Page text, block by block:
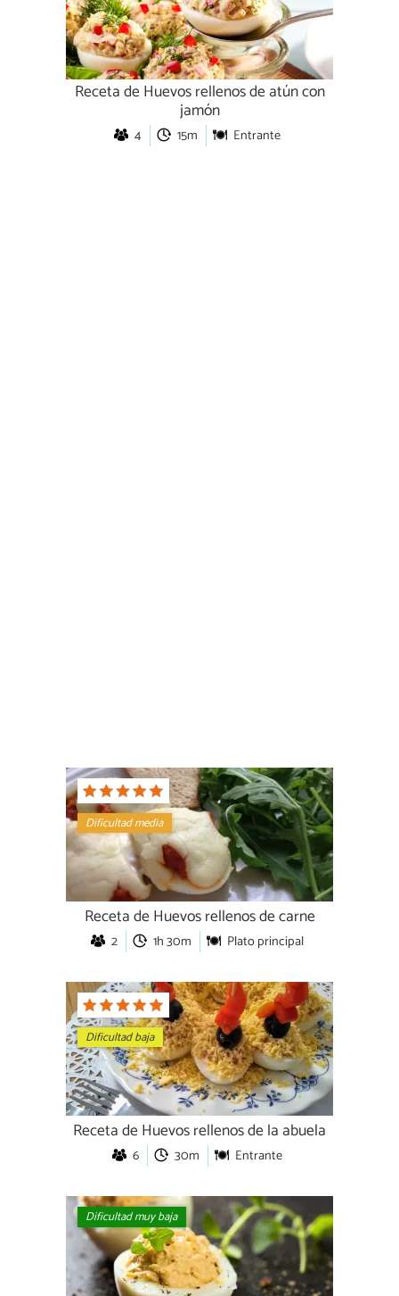
Receta de Huevos rellenos de atún con
jamón
4 15m Entrante
Dificultad media
Receta de Huevos rellenos de carne
2 1h 30m Plato principal
Dificultad baja
Receta de Huevos rellenos de la abuela
6 30m Entrante
Dificultad muy baja